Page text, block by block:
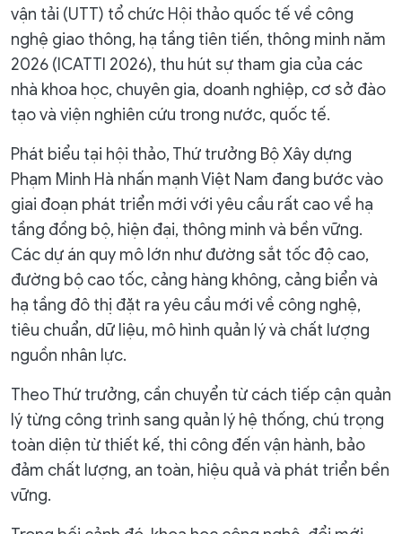
vận tải (UTT) tổ chức Hội thảo quốc tế về công
nghệ giao thông, hạ tầng tiên tiến, thông minh năm
2026 (ICATTI 2026), thu hút sự tham gia của các
nhà khoa học, chuyên gia, doanh nghiệp, cơ sở đào
tạo và viện nghiên cứu trong nước, quốc tế.
Phát biểu tại hội thảo, Thứ trưởng Bộ Xây dựng
Phạm Minh Hà nhấn mạnh Việt Nam đang bước vào
giai đoạn phát triển mới với yêu cầu rất cao về hạ
tầng đồng bộ, hiện đại, thông minh và bền vững.
Các dự án quy mô lớn như đường sắt tốc độ cao,
đường bộ cao tốc, cảng hàng không, cảng biển và
hạ tầng đô thị đặt ra yêu cầu mới về công nghệ,
tiêu chuẩn, dữ liệu, mô hình quản lý và chất lượng
nguồn nhân lực.
Theo Thứ trưởng, cần chuyển từ cách tiếp cận quản
lý từng công trình sang quản lý hệ thống, chú trọng
toàn diện từ thiết kế, thi công đến vận hành, bảo
đảm chất lượng, an toàn, hiệu quả và phát triển bền
vững.